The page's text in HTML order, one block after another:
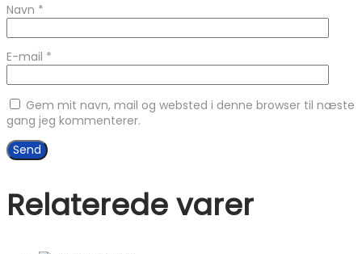
Navn *
E-mail *
Gem mit navn, mail og websted i denne browser til næste
gang jeg kommenterer.
Relaterede varer